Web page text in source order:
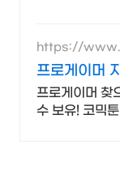
https://
프로게이머
타지 전권세
프로게이머 찾
수 보유! 코믹툰